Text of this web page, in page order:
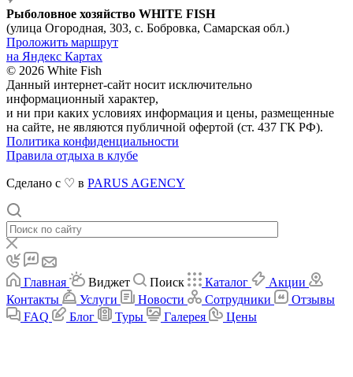
Рыболовное хозяйство WHITE FISH
(улица Огородная, 303, с. Бобровка, Самарская обл.)
Проложить маршрут
на Яндекс Картах
© 2026 White Fish
Данный интернет-сайт носит исключительно
информационный характер,
и ни при каких условиях информация и цены, размещенные
на сайте, не являются публичной офертой (ст. 437 ГК РФ).
Политика конфиденциальности
Правила отдыха в клубе
Сделано с ♡ в PARUS AGENCY
Главная Виджет Поиск Каталог
Акции
Контакты
Услуги Новости Сотрудники
Отзывы
FAQ
Блог Туры Галерея Цены